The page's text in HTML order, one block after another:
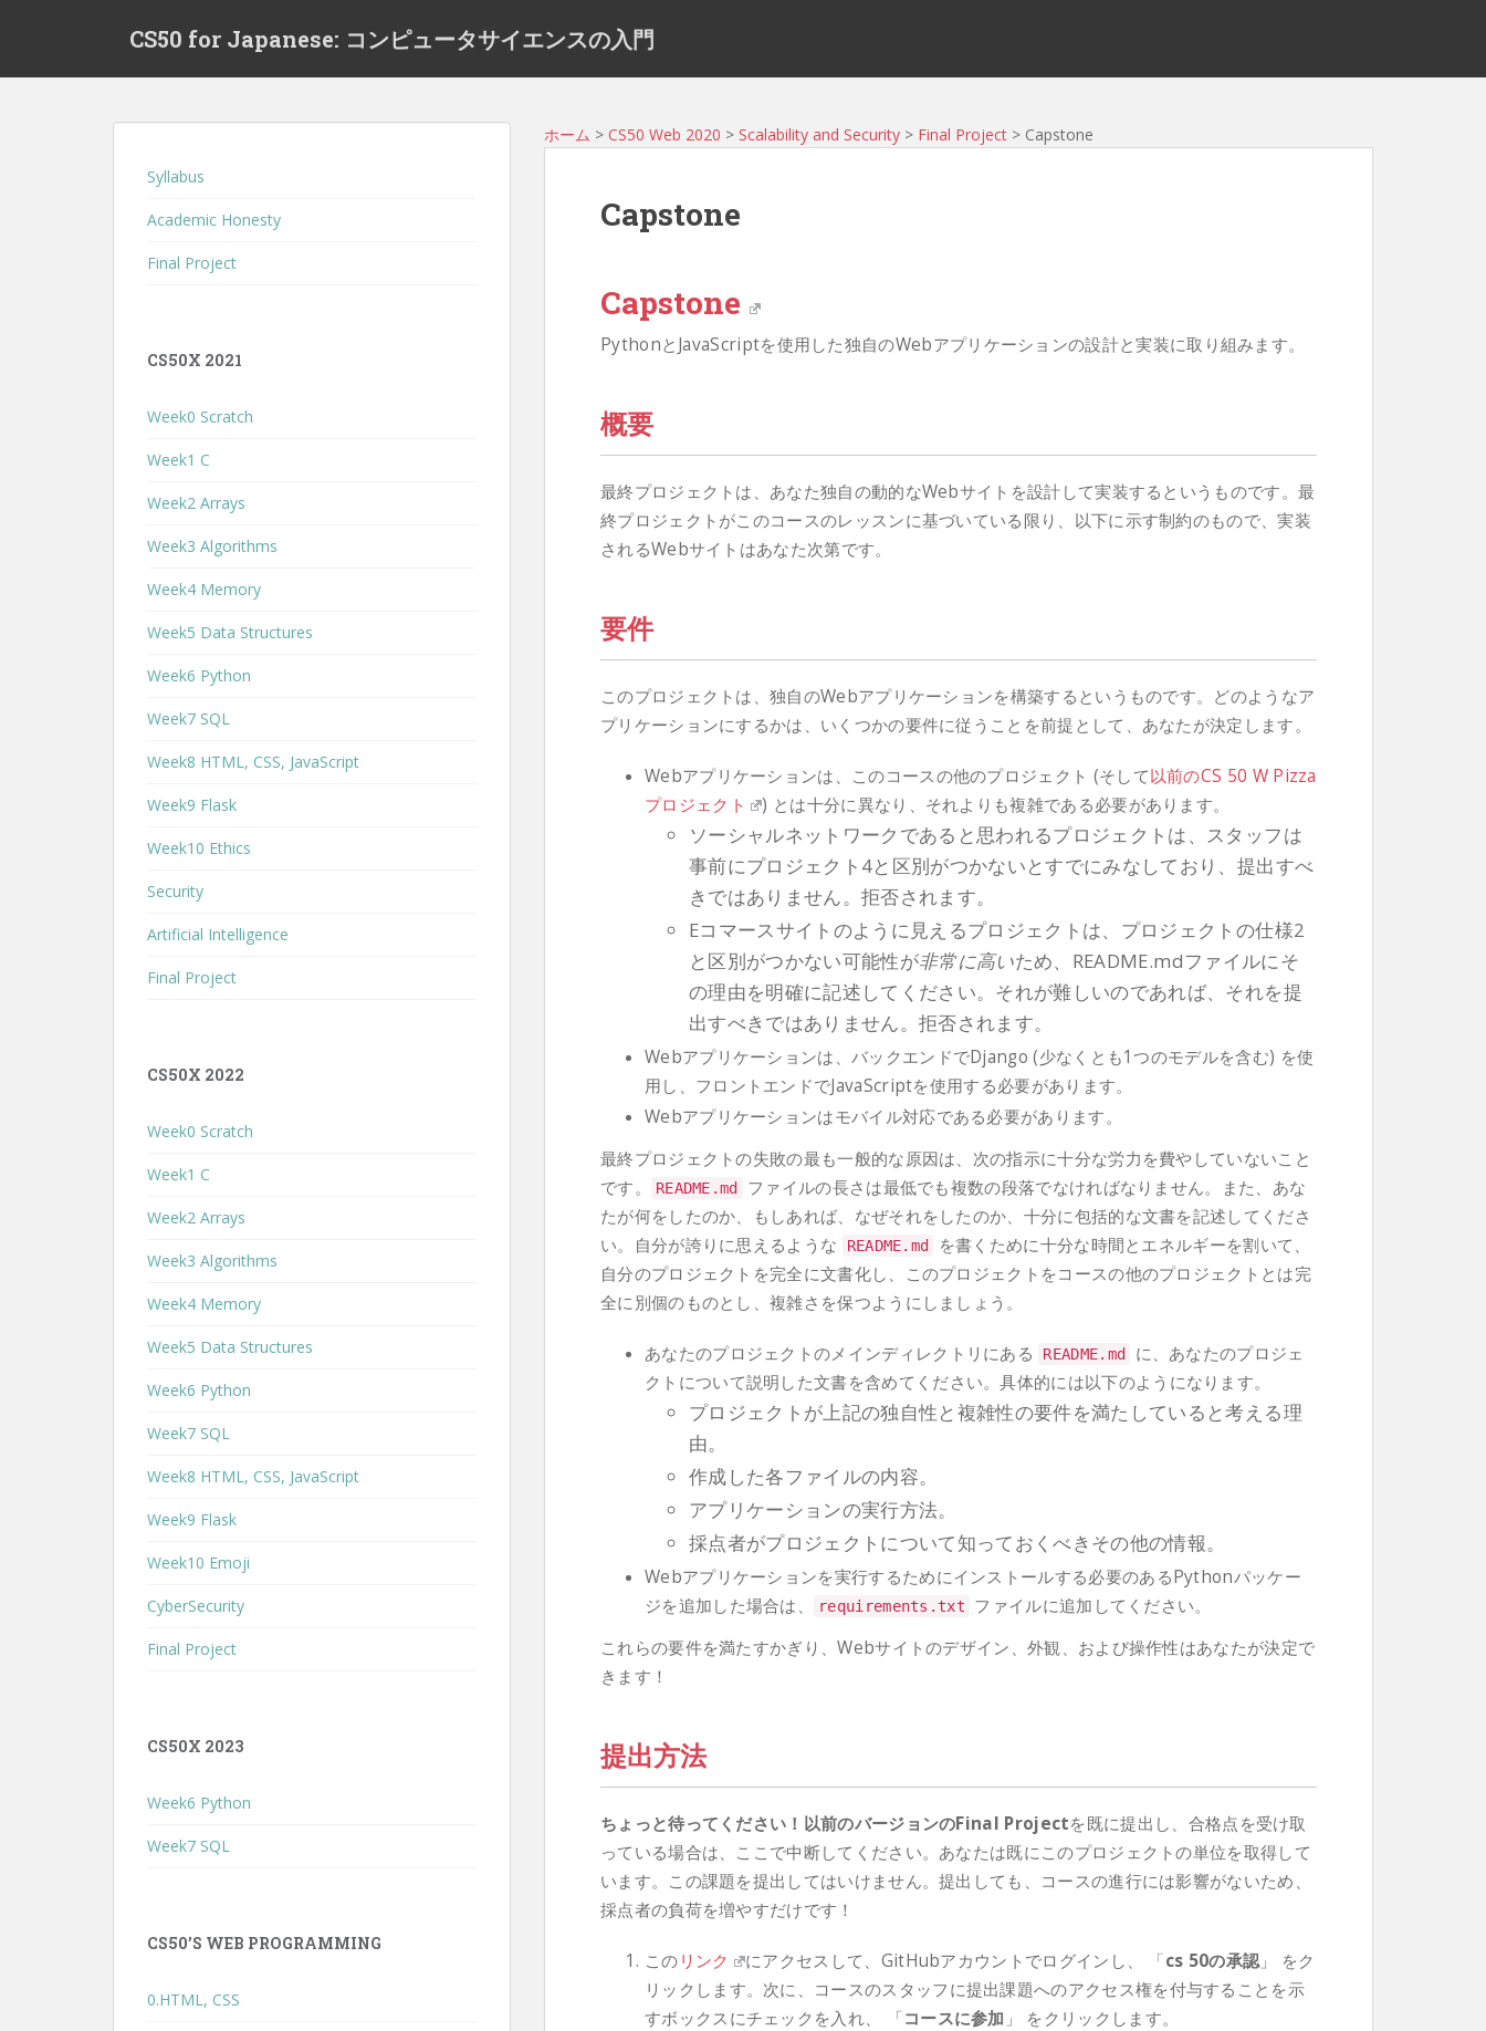
CS50 for Japanese: コンピュータサイエンスの入門
ホーム > CS50 Web 2020 > Scalability and Security > Final Project > Capstone
Capstone
Capstone
PythonとJavaScriptを使用した独自のWebアプリケーションの設計と実装に取り組みます。
概要
最終プロジェクトは、あなた独自の動的なWebサイトを設計して実装するというものです。最
終プロジェクトがこのコースのレッスンに基づいている限り、以下に示す制約のもので、実装
されるWebサイトはあなた次第です。
要件
このプロジェクトは、独自のWebアプリケーションを構築するというものです。どのようなア
プリケーションにするかは、いくつかの要件に従うことを前提として、あなたが決定します。
Webアプリケーションは、このコースの他のプロジェクト (そして以前のCS 50 W Pizza
プロジェクト
) とは十分に異なり、それよりも複雑である必要があります。
ソーシャルネットワークであると思われるプロジェクトは、スタッフは
事前にプロジェクト4と区別がつかないとすでにみなしており、提出すべ
きではありません。拒否されます。
Eコマースサイトのように見えるプロジェクトは、プロジェクトの仕様2
と区別がつかない可能性が非常に高いため、README.mdファイルにそ
の理由を明確に記述してください。それが難しいのであれば、それを提
出すべきではありません。拒否されます。
Webアプリケーションは、バックエンドでDjango (少なくとも1つのモデルを含む) を使
用し、フロントエンドでJavaScriptを使用する必要があります。
Webアプリケーションはモバイル対応である必要があります。
最終プロジェクトの失敗の最も一般的な原因は、次の指示に十分な労力を費やしていないこと
です。
README .md
ファイルの長さは最低でも複数の段落でなければなりません。また、あな
たが何をしたのか、もしあれば、なぜそれをしたのか、十分に包括的な文書を記述してくださ
い。自分が誇りに思えるような
README. md
を書くために十分な時間とエネルギーを割いて、
自分のプロジェクトを完全に文書化し、このプロジェクトをコースの他のプロジェクトとは完
全に別個のものとし、複雑さを保つようにしましょう。
あなたのプロジェクトのメインディレクトリにある README. md
に、あなたのプロジェ
クトについて説明した文書を含めてください。具体的には以下のようになります。
プロジェクトが上記の独自性と複雑性の要件を満たしていると考える理
由。
作成した各ファイルの内容。
アプリケーションの実行方法。
採点者がプロジェクトについて知っておくべきその他の情報。
Webアプリケーションを実行するためにインストールする必要のあるPythonパッケー
ジを追加した場合は、
requirements . txt
ファイルに追加してください。
これらの要件を満たすかぎり、Webサイトのデザイン、外観、および操作性はあなたが決定で
きます！
提出方法
ちょっと待ってください！ 以前のバージョンのFinal Projectを既に提出し、合格点を受け取
っている場合は、ここで中断してください。あなたは既にこのプロジェクトの単位を取得して
います。この課題を提出してはいけません。提出しても、コースの進行には影響がないため、
採点者の負荷を増やすだけです！
このリンク にアクセスして、GitHubアカウントでログインし、 「cs 50の承認」 をク
リックします。次に、コースのスタッフに提出課題へのアクセス権を付与することを示
すボックスにチェックを入れ、 「コースに参加 」 をクリックします。
Syllabus
Academic Honesty
Final Project
CS50X 2021
Week0 Scratch
Week1 C
Week2 Arrays
Week3 Algorithms
Week4 Memory
Week5 Data Structures
Week6 Python
Week7 SQL
Week8 HTML, CSS, JavaScript
Week9 Flask
Week10 Ethics
Security
Artificial Intelligence
Final Project
CS50X 2022
Week0 Scratch
Week1 C
Week2 Arrays
Week3 Algorithms
Week4 Memory
Week5 Data Structures
Week6 Python
Week7 SQL
Week8 HTML, CSS, JavaScript
Week9 Flask
Week10 Emoji
CyberSecurity
Final Project
CS50X 2023
Week6 Python
Week7 SQL
CS50’S WEB PROGRAMMING
0.HTML, CSS